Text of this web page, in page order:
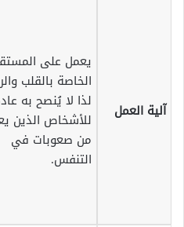
آلية العمل
يعمل على
الخاصة بالقلب
لذا لا يُنصح به
للأشخاص الذين
من صعوبات في
التنفس.